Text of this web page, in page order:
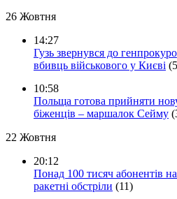
26 Жовтня
14:27
Гузь звернувся до
вбивць військового у Києві
10:58
Польща готова прийняти
біженців – маршалок Сейму
22 Жовтня
20:12
Понад 100 тисяч абонентів
ракетні обстріли (11)